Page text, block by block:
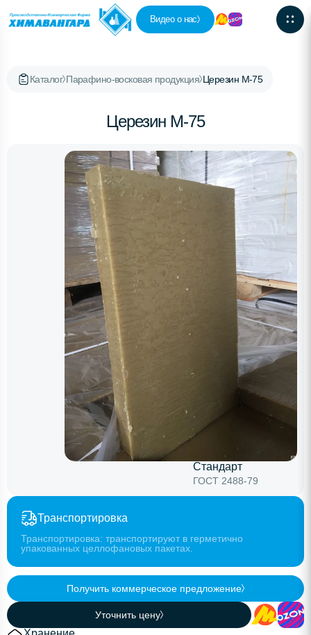
Видео о нас
Каталог Парафино-восковая продукция Церезин М-75
Церезин М-75
Стандарт
ГОСТ 2488-79
Транспортировка
Транспортировка: транспортируют в герметично
упакованных целлофановых пакетах.
Получить коммерческое предложение
Уточнить цену